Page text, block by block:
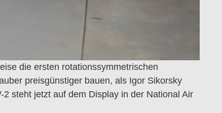
die ersten rotationssymmetrischen
preisgünstiger bauen, als Igor Sikorsky
steht jetzt auf dem Display in der National Air